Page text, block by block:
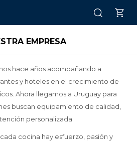
EMPRESA
hace años acompañando a
y hoteles en el crecimiento de
Ahora llegamos a Uruguay para
buscan equipamiento de calidad,
personalizada.
cocina hay esfuerzo, pasión y